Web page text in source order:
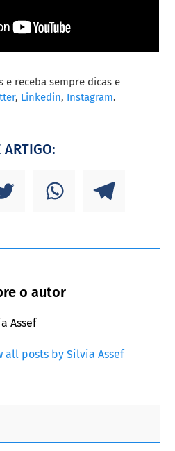
e receba sempre dicas e
, Linkedin, Instagram.
ARTIGO:
o autor
Assef
all posts by Silvia Assef